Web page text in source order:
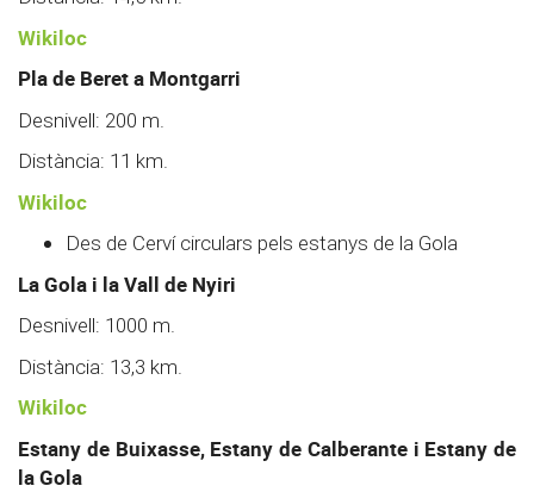
Wikiloc
Pla de Beret a Montgarri
Desnivell: 200 m.
Distància: 11 km.
Wikiloc
Des de Cerví circulars pels estanys de la Gola
La Gola i la Vall de Nyiri
Desnivell: 1000 m.
Distància: 13,3 km.
Wikiloc
Estany de Buixasse, Estany de Calberante i Estany de
la Gola